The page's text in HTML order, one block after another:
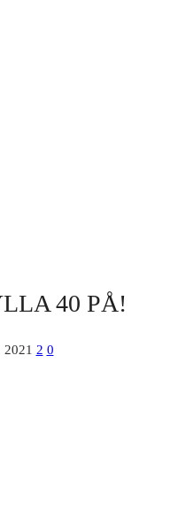
40 PÅ!
2021 2 0